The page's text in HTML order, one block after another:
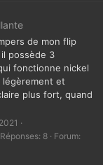
de mon flip
possède 3
fonctionne nickel
légèrement et
plus fort, quand
Réponses: 8
Forum: